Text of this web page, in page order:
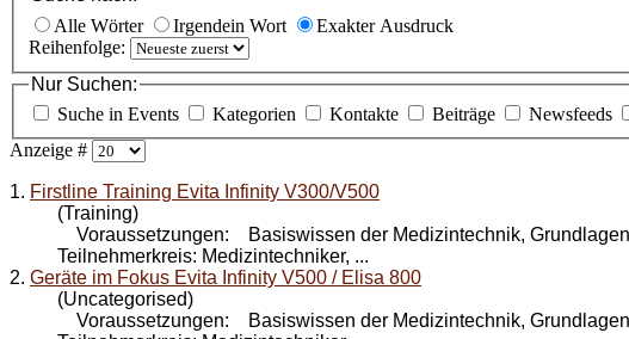
Alle Wörter
Irgendein Wort
Exakter Ausdruck
Reihenfolge:
Nur Suchen:
Suche in Events
Kategorien Kontakte Beiträge Newsfeeds
Anzeige #
1. Firstline Training Evita Infinity V300/V500
(Training)
Voraussetzungen: Basiswissen der Medizintechnik,
Teilnehmerkreis: Medizintechniker, ...
2. Geräte im Fokus Evita Infinity V500 / Elisa 800
(Uncategorised)
Voraussetzungen: Basiswissen der Medizintechnik,